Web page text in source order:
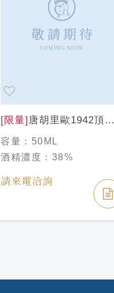
[限量]唐胡里歐1942頂級
龍舌蘭Minis瓶50ml Don
Julio 1942 Tequila50ml
容量： 50ML
酒精濃度： 38%
請來電洽詢